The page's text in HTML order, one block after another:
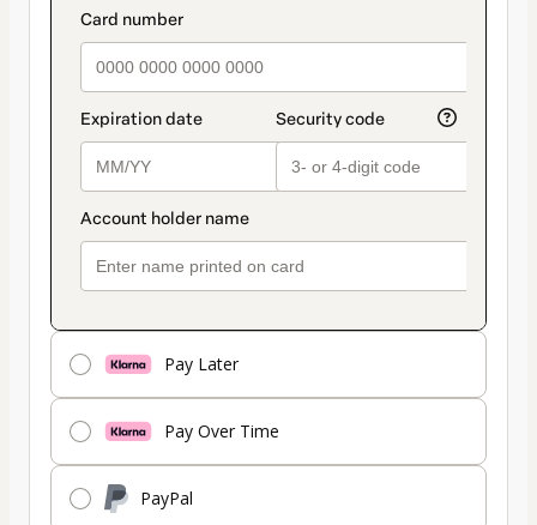
payment_data.section_title_v2
Pay Later
Pay Over Time
PayPal
seleccionado
Tarjeta